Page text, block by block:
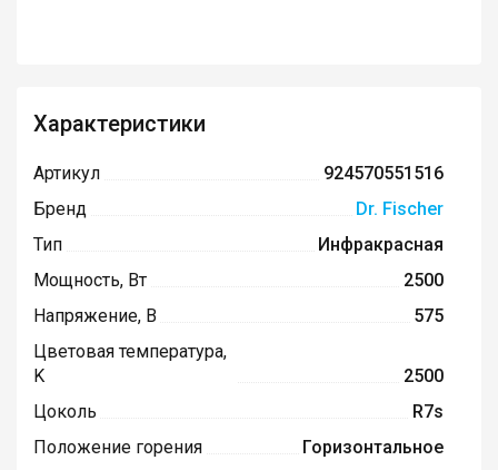
Характеристики
Артикул
924570551516
Бренд
Dr. Fischer
Тип
Инфракрасная
Мощность, Вт
2500
Напряжение, В
575
Цветовая температура,
K
2500
Цоколь
R7s
Положение горения
Горизонтальное